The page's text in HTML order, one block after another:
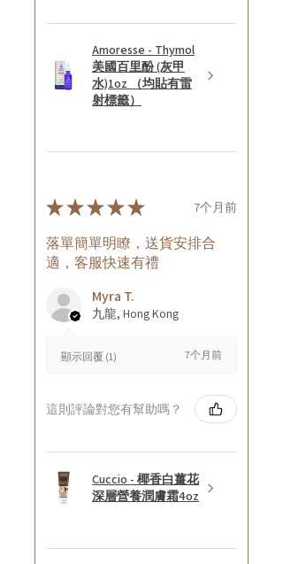
Amoresse - Thymol
美國百里酚 (灰甲
水)1oz （均貼有雷
射標籤）
★★★★★ 7个月前
落單簡單明瞭，送貨安排合
適，客服快速有禮
Myra T.
九龍, Hong Kong
顯示回覆 (1) 7个月前
這則評論對您有幫助嗎？
Cuccio - 椰香白薑花
深層營養潤膚霜4oz